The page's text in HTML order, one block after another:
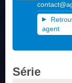
agent
Série